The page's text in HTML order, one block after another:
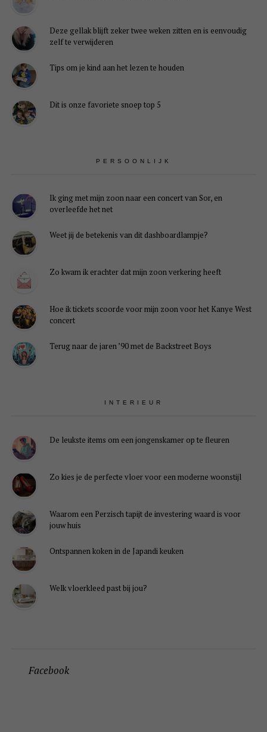
Deze gellak blijft zeker twee weken zitten en is eenvoudig
zelf te verwijderen
Tips om je kind aan het lezen te houden
Dit is onze favoriete snoep top 5
PERSOONLIJK
Ik ging met mijn zoon naar een concert van Sor, en
overleefde het net
Weet jij de betekenis van dit dashboardlampje?
Zo kwam ik erachter dat mijn zoon verkering heeft
Hoe ik tickets scoorde voor mijn zoon voor het Kanye West
concert
Terug naar de jaren ’90 met de Backstreet Boys
INTERIEUR
De leukste items om een jongenskamer op te fleuren
Zo kies je de perfecte vloer voor een moderne woonstijl
Waarom een Perzisch tapijt de investering waard is voor
jouw huis
Ontspannen koken in de Japandi keuken
Welk vloerkleed past bij jou?
Facebook